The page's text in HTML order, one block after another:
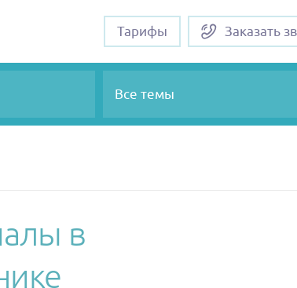
Тарифы Заказать
Все темы
в